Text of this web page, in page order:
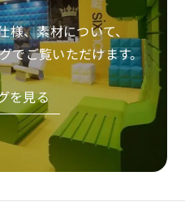
様自身の責任にて行っ
境によっては正常に動
合・損害等について
・利用をもって、本規
、素材について、
でご覧いただけます。
を見る